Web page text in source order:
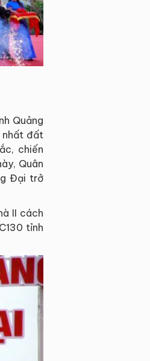
Quảng
nhất đất
chiến
Quân
Đại trở
II cách
tỉnh